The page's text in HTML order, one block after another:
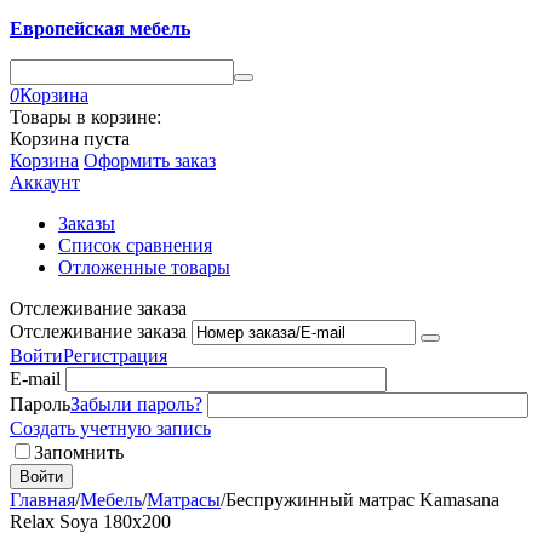
Европейская мебель
0Корзина
Товары в корзине:
Корзина пуста
Корзина Оформить заказ
Аккаунт
Заказы
Список сравнения
Отложенные товары
Отслеживание заказа
Отслеживание заказа
ВойтиРегистрация
E-mail
ПарольЗабыли пароль?
Создать учетную запись
Запомнить
Войти
Главная/Мебель/Матрасы/Беспружинный матрас Kamasana
Relax Soya 180x200